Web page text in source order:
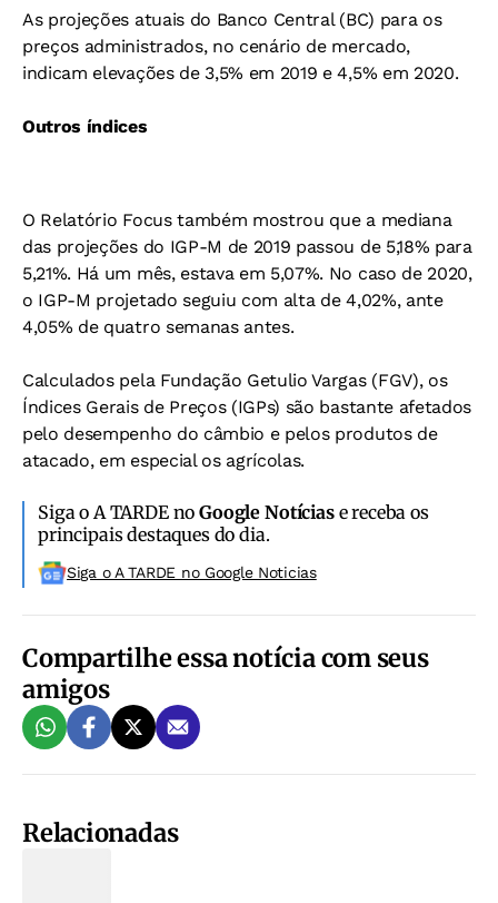
As projeções atuais do Banco Central (BC) para os
preços administrados, no cenário de mercado,
indicam elevações de 3,5% em 2019 e 4,5% em 2020.
Outros índices
O Relatório Focus também mostrou que a mediana
das projeções do IGP-M de 2019 passou de 5,18% para
5,21%. Há um mês, estava em 5,07%. No caso de 2020,
o IGP-M projetado seguiu com alta de 4,02%, ante
4,05% de quatro semanas antes.
Calculados pela Fundação Getulio Vargas (FGV), os
Índices Gerais de Preços (IGPs) são bastante afetados
pelo desempenho do câmbio e pelos produtos de
atacado, em especial os agrícolas.
Siga o A TARDE noGoogle Notíciase receba os
principais destaques do dia.
Siga o A TARDE no Google Noticias
Compartilhe essa notícia com seus
amigos
Relacionadas